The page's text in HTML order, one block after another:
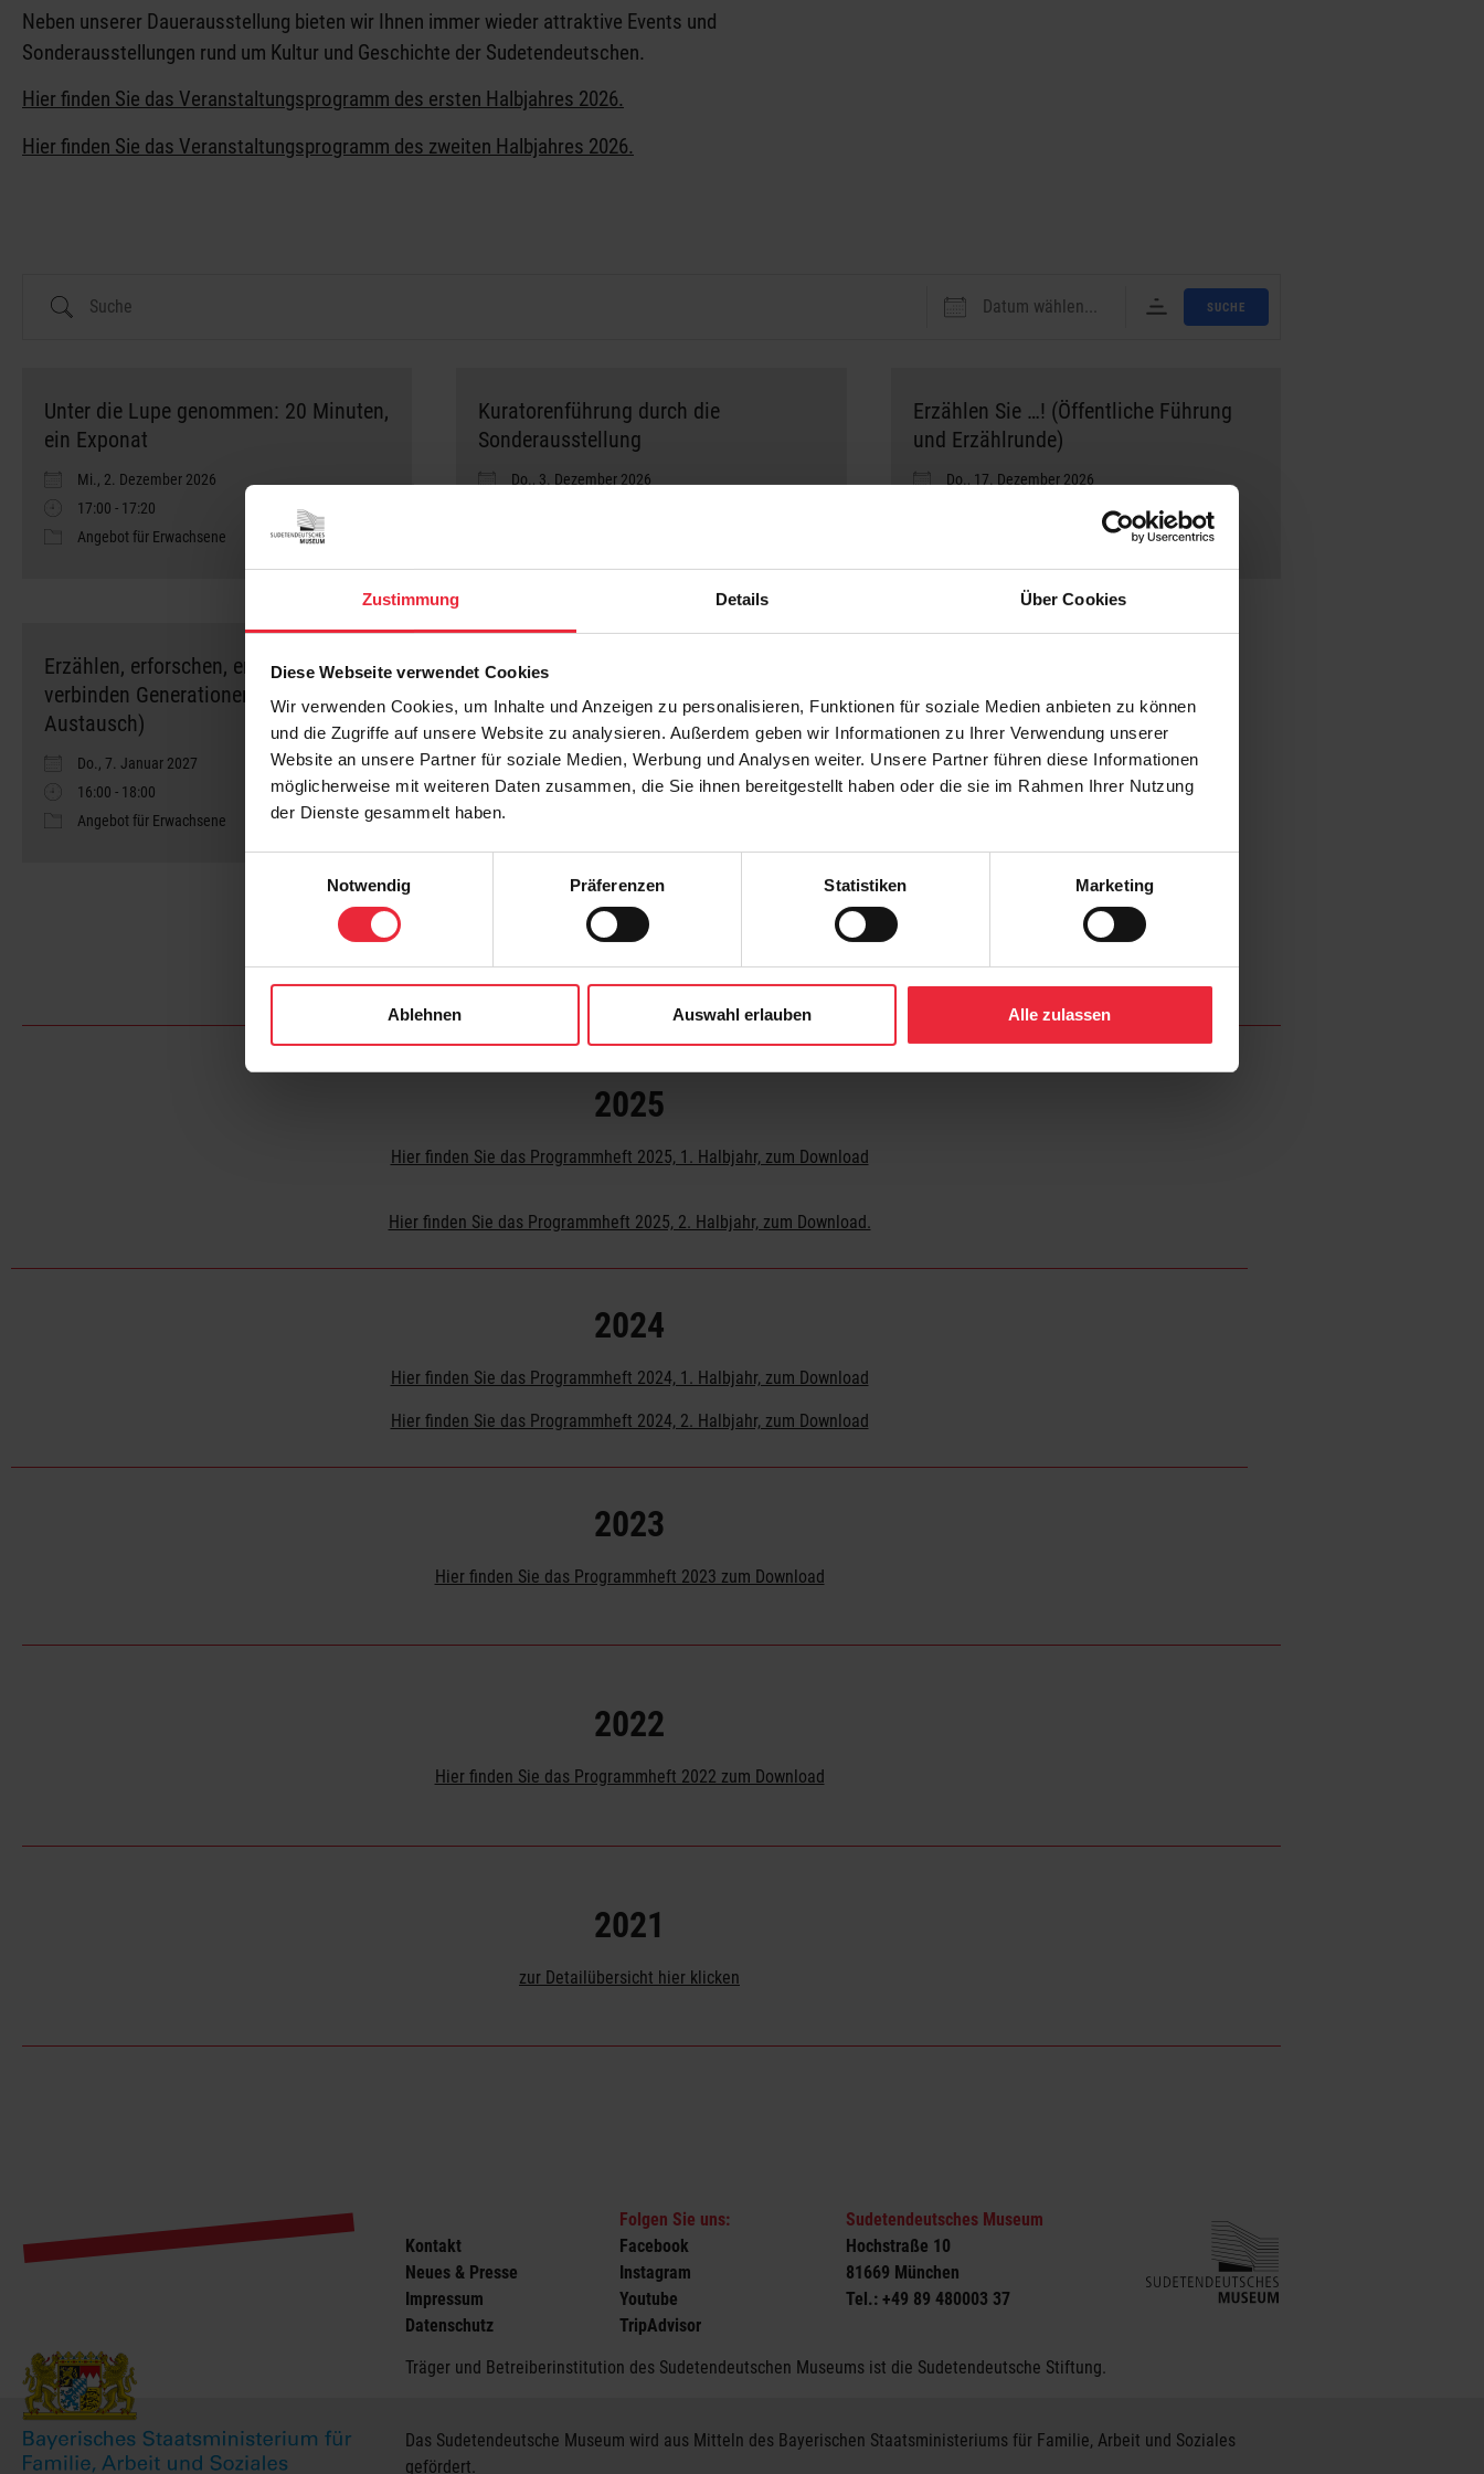
Zustimmung Details Über Cookies
Diese Webseite verwendet Cookies
Wir verwenden Cookies, um Inhalte und Anzeigen zu personalisieren, Funktionen für soziale Medien anbieten zu können
und die Zugriffe auf unsere Website zu analysieren. Außerdem geben wir Informationen zu Ihrer Verwendung unserer
Website an unsere Partner für soziale Medien, Werbung und Analysen weiter. Unsere Partner führen diese Informationen
möglicherweise mit weiteren Daten zusammen, die Sie ihnen bereitgestellt haben oder die sie im Rahmen Ihrer Nutzung
der Dienste gesammelt haben.
Notwendig
Präferenzen Statistiken Marketing
Ablehnen Auswahl erlauben Alle zulassen
mehr
Neben unserer Dauerausstellung bieten wir Ihnen immer wieder attraktive Events und
Sonderausstellungen rund um Kultur und Geschichte der Sudetendeutschen.
Hier finden Sie das Veranstaltungsprogramm des ersten Halbjahres 2026.
Hier finden Sie das Veranstaltungsprogramm des zweiten Halbjahres 2026.
SUCHE
Unter die Lupe genommen: 20 Minuten,
ein Exponat
Mi., 2. Dezember 2026
17:00 - 17:20
Angebot für Erwachsene
Kuratorenführung durch die
Sonderausstellung
Do., 3. Dezember 2026
Erzählen Sie …! (Öffentliche Führung
und Erzählrunde)
Do., 17. Dezember 2026
Erzählen, erforschen, erinnern – wir
verbinden Generationen (Führung und
Austausch)
Do., 7. Januar 2027
16:00 - 18:00
Angebot für Erwachsene
Finissage der Sonderausstellung
So., 10. Januar 2027
10:00 - 18:30
Angebot für Erwachsene
1 2
2025
Hier finden Sie das Programmheft 2025, 1. Halbjahr, zum Download
Hier finden Sie das Programmheft 2025, 2. Halbjahr, zum Download.
2024
Hier finden Sie das Programmheft 2024, 1. Halbjahr, zum Download
Hier finden Sie das Programmheft 2024, 2. Halbjahr, zum Download
2023
Hier finden Sie das Programmheft 2023 zum Download
2022
Hier finden Sie das Programmheft 2022 zum Download
2021
zur Detailübersicht hier klicken
Kontakt
Neues & Presse
Impressum
Datenschutz
Folgen Sie uns:
Facebook
Instagram
Youtube
TripAdvisor
Sudetendeutsches Museum
Hochstraße 10
81669 München
Tel.: +49 89 480003 37
Träger und Betreiberinstitution des Sudetendeutschen Museums ist die Sudetendeutsche Stiftung.
Das Sudetendeutsche Museum wird aus Mitteln des Bayerischen Staatsministeriums für Familie, Arbeit und Soziales
gefördert.